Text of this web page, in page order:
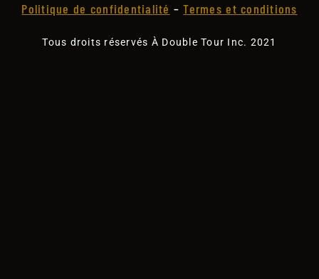
Politique de confidentialité –Termes et conditions
Tous droits réservés À Double Tour Inc. 2021